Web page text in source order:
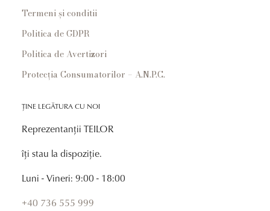
Termeni și conditii
Politica de GDPR
Politica de Avertizori
Protecția Consumatorilor – A.N.P.C.
ȚINE LEGĂTURA CU NOI
Reprezentanții TEILOR
îți stau la dispoziție.
Luni - Vineri: 9:00 - 18:00
+40 736 555 999